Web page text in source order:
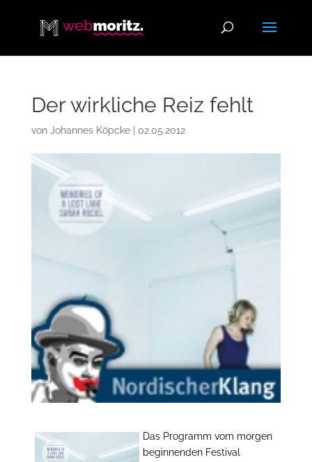
Der wirkliche Reiz fehlt
von Johannes Köpcke| 02.05.2012
Das Programm vom morgen
beginnenden Festival